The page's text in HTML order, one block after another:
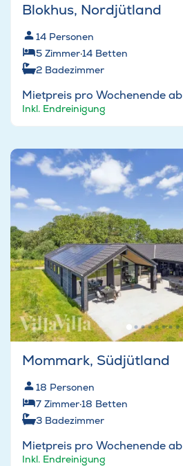
Blokhus, Nordjütland
14 Personen
5 Zimmer·14 Betten
2 Badezimmer
Mietpreis pro Wochenende ab
Inkl. Endreinigung
Mommark, Südjütland
18 Personen
7 Zimmer·18 Betten
3 Badezimmer
Mietpreis pro Wochenende ab
Inkl. Endreinigung